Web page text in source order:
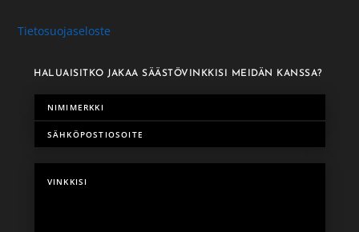
Tietosuojaseloste
HALUAISITKO JAKAA SÄÄSTÖVINKKISI MEIDÄN KANSSA?